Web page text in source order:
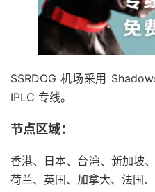
SSRDOG 机场采用
IPLC 专线。
节点区域：
香港、日本、台湾、新加坡
荷兰、英国、加拿大、法国